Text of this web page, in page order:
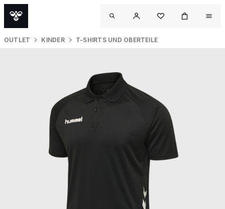
OUTLET KINDER T-SHIRTS UND OBERTEILE